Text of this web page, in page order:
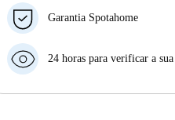
Garantia Spotahome
antecedência, nós iremos A)
seu dinheiro na totalidade.
24 horas para verificar a